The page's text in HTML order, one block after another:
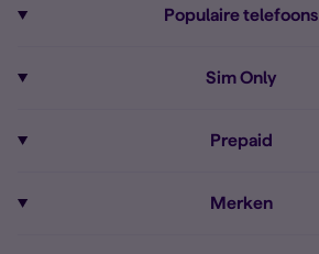
Alle telefoons
Populaire telefoons
iPhone 16
Sim Only
Onbeperkt bellen
Prepaid
Merken